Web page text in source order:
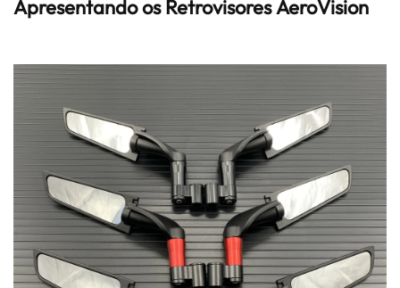
Apresentando os RetrovisoresAeroVision